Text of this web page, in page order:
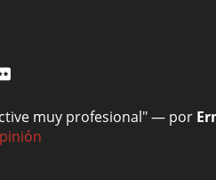
muy profesional"— por